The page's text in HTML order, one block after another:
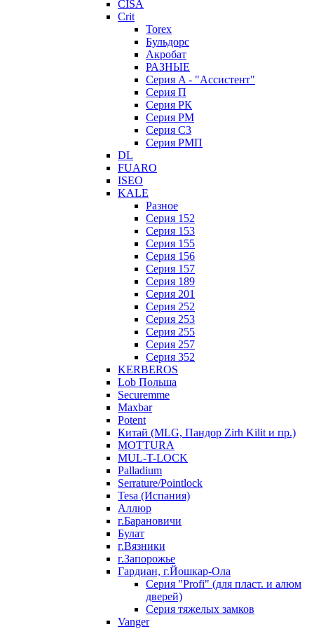
CISA
Crit
Torex
Бульдорс
Акробат
РАЗНЫЕ
Серия A - "Ассистент"
Серия П
Серия РК
Серия РМ
Серия С3
Серия РМП
DL
FUARO
ISEO
KALE
Разное
Серия 152
Серия 153
Серия 155
Серия 156
Серия 157
Серия 189
Серия 201
Серия 252
Серия 253
Серия 255
Серия 257
Серия 352
KERBEROS
Lob Польша
Securemme
Maxbar
Potent
Китай (MLG, Пандор Zirh Kilit и пр.)
MOTTURA
MUL-T-LOCK
Palladium
Serrature/Pointlock
Tesa (Испания)
Аллюр
г.Барановичи
Булат
г.Вязники
г.Запорожье
Гардиан, г.Йошкар-Ола
Серия "Profi" (для пласт. и алюм
дверей)
Серия тяжелых замков
Vanger